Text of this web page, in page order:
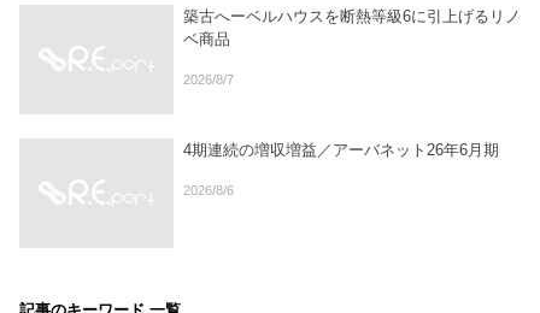
築古へーベルハウスを断熱等級6に引上げるリノ
ベ商品
2026/8/7
4期連続の増収増益／アーバネット26年6月期
2026/8/6